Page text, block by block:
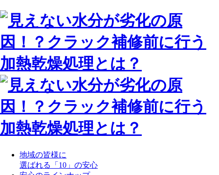
地域の皆様に
選ばれる「10」の安心